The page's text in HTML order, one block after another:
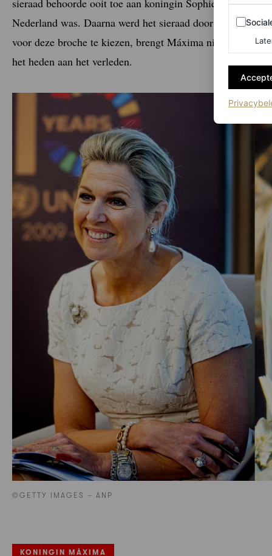
sieraad behoorde ooit toe aan koningin Sophie, die van
Nederland was. Daarna werd het sieraad door ruim vijf
voor deze broche te kiezen, brengt Máxima niet alleen een
het heden aan het verleden.
©GETTY IMAGES – ANP
KONINGIN MÁXIMA
Sociale